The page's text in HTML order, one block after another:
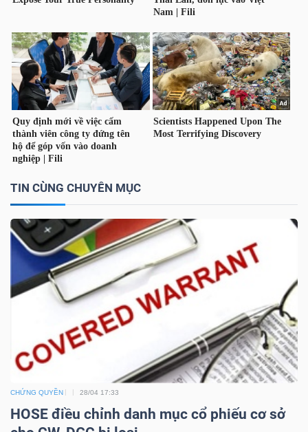
TIN CÙNG CHUYÊN MỤC
CHỨNG QUYỀN 28/04 17:33
HOSE điều chỉnh danh mục cổ phiếu cơ sở
ĐÔNG
TÀI
CHÍNH
CÁ
NHÂN
TÍCH
VIETSTOCKFINANCE
MÔ
NGÀNH